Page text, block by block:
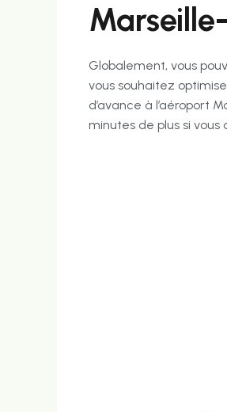
Globalement, vous
vous souhaitez
d’avance à l’aéroport
minutes de plus si